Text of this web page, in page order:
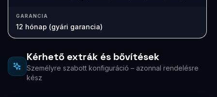
GARANCIA
12 hónap (gyári garancia)
Kérhető extrák és bővítések
Személyre szabott konfiguráció – azonnal rendelésre
kész